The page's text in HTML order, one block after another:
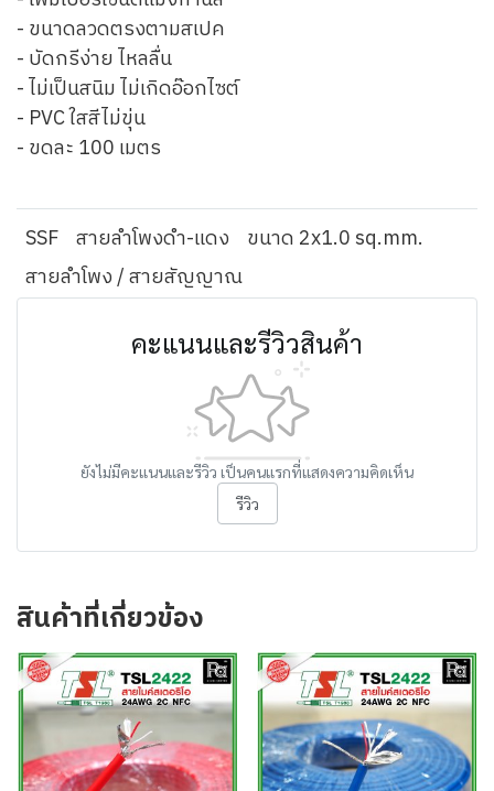
- ขนาดลวดตรงตามสเปค
- บัดกรีง่าย ไหลลื่น
- ไม่เป็นสนิม ไม่เกิดอ๊อกไซต์
- PVC ใสสีไม่ขุ่น
- ขดละ 100 เมตร
SSF สายลำโพงดำ-แดง ขนาด 2x1.0 sq.mm.
สายลำโพง / สายสัญญาณ
คะแนนและรีวิวสินค้า
ยังไม่มีคะแนนและรีวิว เป็นคนแรกที่แสดงความคิดเห็น
รีวิว
สินค้าที่เกี่ยวข้อง